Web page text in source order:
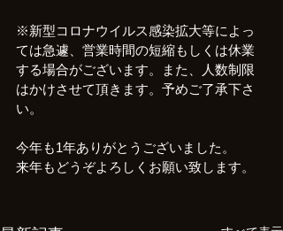
※新型コロナウイルス感染拡大等によっ
ては急遽、営業時間の短縮もしくは休業
する場合がございます。また、人数制限
はかけさせて頂きます。予めご了承下さ
い。
今年も1年ありがとうございました。
来年もどうぞよろしくお願い致します。